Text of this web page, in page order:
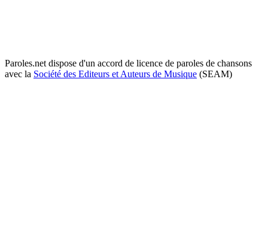
Paroles.net dispose d'un accord de licence de paroles de chansons
avec la Société des Editeurs et Auteurs de Musique (SEAM)